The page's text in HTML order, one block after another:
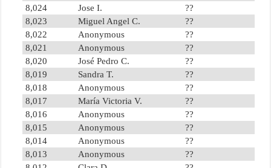
8,024
Jose I.
??
8,023
Miguel Angel C.
??
8,022
Anonymous
??
8,021
Anonymous
??
8,020
José Pedro C.
??
8,019
Sandra T.
??
8,018
Anonymous
??
8,017
María Victoria V.
??
8,016
Anonymous
??
8,015
Anonymous
??
8,014
Anonymous
??
8,013
Anonymous
??